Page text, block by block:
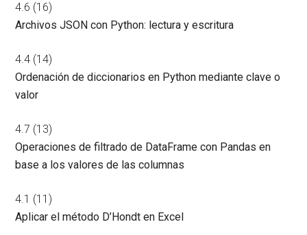
4.6 (16)
Archivos JSON con Python: lectura y escritura
4.4 (14)
Ordenación de diccionarios en Python mediante clave o
valor
4.7 (13)
Operaciones de filtrado de DataFrame con Pandas en
base a los valores de las columnas
4.1 (11)
Aplicar el método D’Hondt en Excel